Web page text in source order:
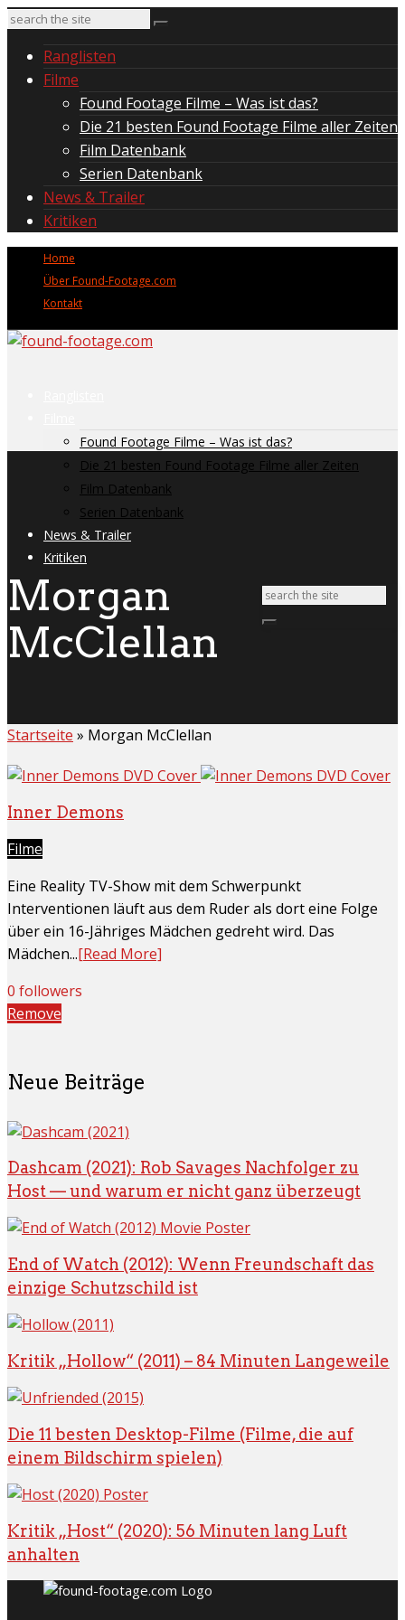
Ranglisten
Filme
Found Footage Filme – Was ist das?
Die 21 besten Found Footage Filme aller Zeiten
Film Datenbank
Serien Datenbank
News & Trailer
Kritiken
Home
Über Found-Footage.com
Kontakt
Found Footage Filme – Was ist das?
Die 21 besten Found Footage Filme aller Zeiten
Film Datenbank
Serien Datenbank
News & Trailer
Kritiken
Morgan
McClellan
Startseite » Morgan McClellan
Inner Demons
Filme
Eine Reality TV-Show mit dem Schwerpunkt
Interventionen läuft aus dem Ruder als dort eine Folge
über ein 16-Jähriges Mädchen gedreht wird. Das
Mädchen...[Read More]
0 followers
Remove
Neue Beiträge
Dashcam (2021): Rob Savages Nachfolger zu
Host — und warum er nicht ganz überzeugt
End of Watch (2012): Wenn Freundschaft das
einzige Schutzschild ist
Kritik „Hollow“ (2011) – 84 Minuten Langeweile
Die 11 besten Desktop-Filme (Filme, die auf
einem Bildschirm spielen)
Kritik „Host“ (2020): 56 Minuten lang Luft
anhalten